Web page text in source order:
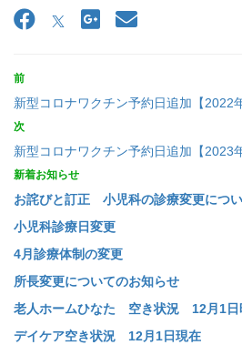
前
新型コロナワクチン予約日追加【2022
次
新型コロナワクチン予約日追加【2023
新着お知らせ
お詫びと訂正 小児科の診療変更につ
小児科診療日変更
4月診療体制の変更
所長変更についてのお知らせ
老人ホームひなた 空き状況 12月1日
デイケア空き状況 12月1日現在